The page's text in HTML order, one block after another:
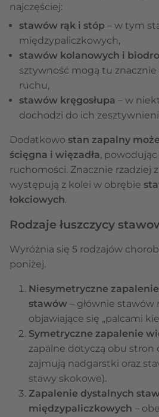
najczęściej:
stawów rąk i stóp – w tym
międzypaliczkowych,
stawów kolanowych i
sztywność mogą tu znacznie
ruchu,
stawów kręgosłupa – w
dochodzi do ich
Dodatkowo stan zapalny
ścięgna i więzadła,
ruchomości. Znacznie rzadziej
występują z kolei w obrębie
łokciowych.
Rodzaje łuszczycy
Wyróżnia się 5 rodzajów
poniżej.
Niesymetryczne
stawów – głównie stawów
objawiające się „palcami
Symetryczne zapalenie
zapalne dotyczą obu stron
zajmują nadgarstki oraz
stawy skokowe).
Zapalenie dystalnych
międzypaliczkowych –